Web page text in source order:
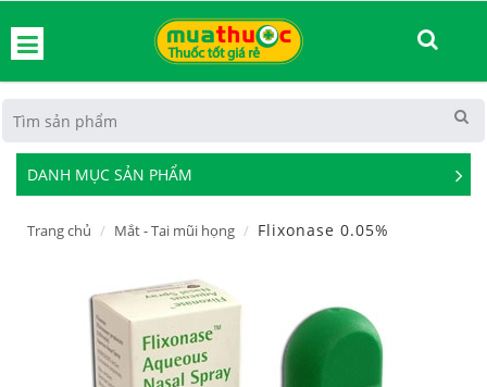
DANH MỤC SẢN PHẨM
See
Trang chủ Mắt - Tai mũi họng Flixonase 0.05%